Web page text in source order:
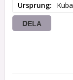
Ursprung
Kuba
DELA